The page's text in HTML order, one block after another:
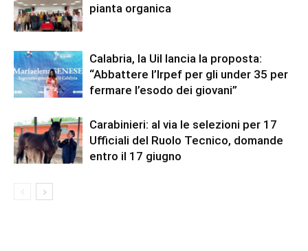
pianta organica
Calabria, la Uil lancia la proposta:
“Abbattere l’Irpef per gli under 35 per
fermare l’esodo dei giovani”
Carabinieri: al via le selezioni per 17
Ufficiali del Ruolo Tecnico, domande
entro il 17 giugno